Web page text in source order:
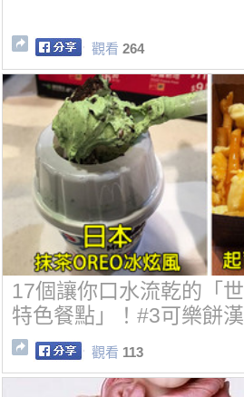
觀看 264
17個讓你口水流乾的「
特色餐點」！#3可樂餅
觀看 113